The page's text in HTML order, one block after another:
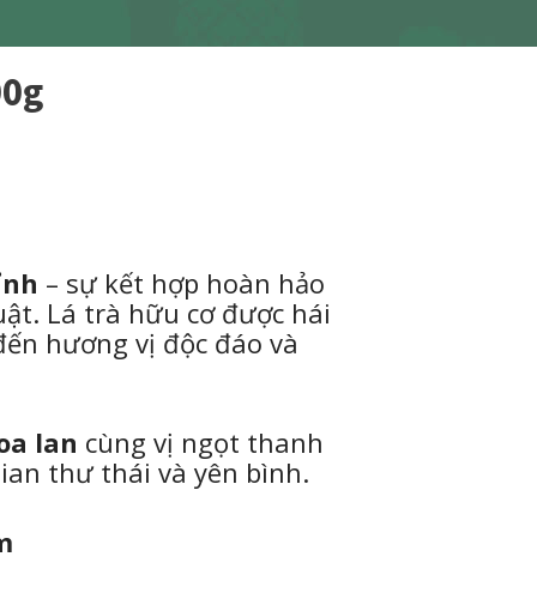
– sự kết hợp hoàn hảo
Lá trà hữu cơ được hái
hương vị độc đáo và
lan cùng vị ngọt thanh
thư thái và yên bình.